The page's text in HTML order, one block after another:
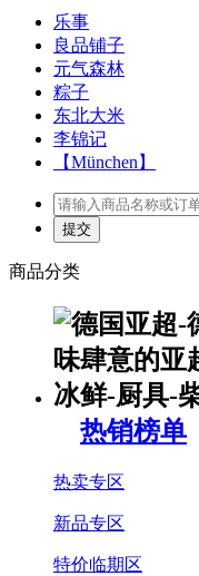
乐事
良品铺子
元气森林
粽子
东北大米
李锦记
【München】
商品分类
热销榜单
热卖专区
新品专区
特价临期区